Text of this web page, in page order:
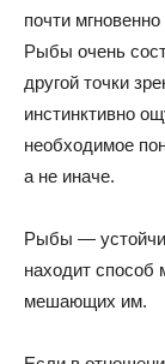
почти
Рыбы очень
другой точки
инстинктивно
необходимое
а не иначе.
Рыбы —
находит способ
мешающих им.